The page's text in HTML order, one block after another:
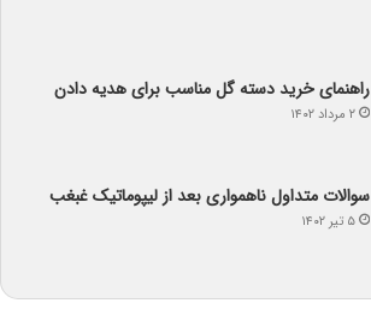
راهنمای خرید دسته گل مناسب برای هدیه دادن
۲ مرداد ۱۴۰۲
سوالات متداول ناهمواری بعد از لیپوماتیک غبغب
۵ تیر ۱۴۰۲